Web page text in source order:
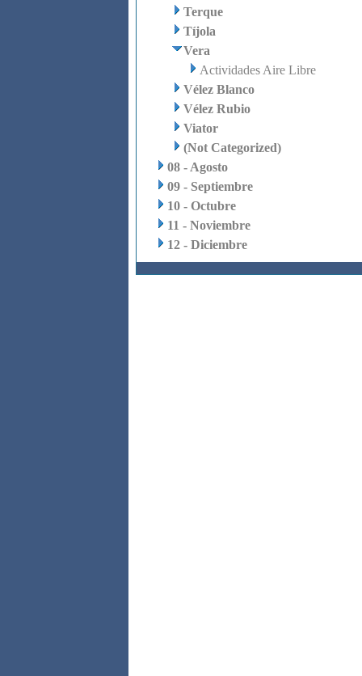
Terque
Tíjola
Vera
Actividades Aire Libre
Vélez Blanco
Vélez Rubio
Viator
(Not Categorized)
08 - Agosto
09 - Septiembre
10 - Octubre
11 - Noviembre
12 - Diciembre